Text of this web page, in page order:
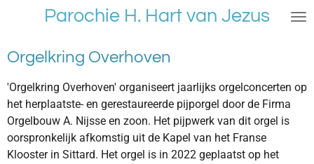
naar
de
hoofdinhoud
Parochie H. Hart van Jezus
Orgelkring Overhoven
'Orgelkring Overhoven' organiseert jaarlijks orgelconcerten op
het herplaatste- en gerestaureerde pijporgel door de Firma
Orgelbouw A. Nijsse en zoon. Het pijpwerk van dit orgel is
oorspronkelijk afkomstig uit de Kapel van het Franse
Klooster in Sittard. Het orgel is in 2022 geplaatst op het